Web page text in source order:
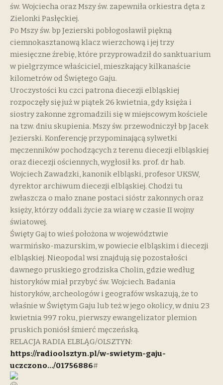
św. Wojciecha oraz Mszy św. zapewniła orkiestra dęta z
Zielonki Pasłęckiej.
Po Mszy św. bp Jezierski pobłogosławił piękną
ciemnokasztanową klacz wierzchową i jej trzy
miesięczne źrebię, które przyprowadził do sanktuarium
w pielgrzymce właściciel, mieszkający kilkanaście
kilometrów od Świętego Gaju.
Uroczystości ku czci patrona diecezji elbląskiej
rozpoczęły się już w piątek 26 kwietnia, gdy księża i
siostry zakonne zgromadzili się w miejscowym kościele
na tzw. dniu skupienia. Mszy św. przewodniczył bp Jacek
Jezierski. Konferencję przypominającą sylwetki
męczenników pochodzących z terenu diecezji elbląskiej
oraz diecezji ościennych, wygłosił ks. prof. dr hab.
Wojciech Zawadzki, kanonik elbląski, profesor UKSW,
dyrektor archiwum diecezji elbląskiej. Chodzi tu
zwłaszcza o mało znane postaci sióstr zakonnych oraz
księży, którzy oddali życie za wiarę w czasie II wojny
światowej.
Święty Gaj to wieś położona w województwie
warmińsko-mazurskim, w powiecie elbląskim i diecezji
elbląskiej. Nieopodal wsi znajdują się pozostałości
dawnego pruskiego grodziska Cholin, gdzie według
historyków miał przybyć św. Wojciech. Badania
historyków, archeologów i geografów wskazują, że to
właśnie w Świętym Gaju lub też w jego okolicy, w dniu 23
kwietnia 997 roku, pierwszy ewangelizator plemion
pruskich poniósł śmierć męczeńską.
RELACJA RADIA ELBLĄG/OLSZTYN:
https://radioolsztyn.pl/w-swietym-gaju-
uczczono…/01756886#